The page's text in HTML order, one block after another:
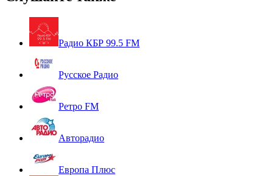
Радио КБР 99.5 FM
Русское Радио
Ретро FM
Авторадио
Европа Плюс